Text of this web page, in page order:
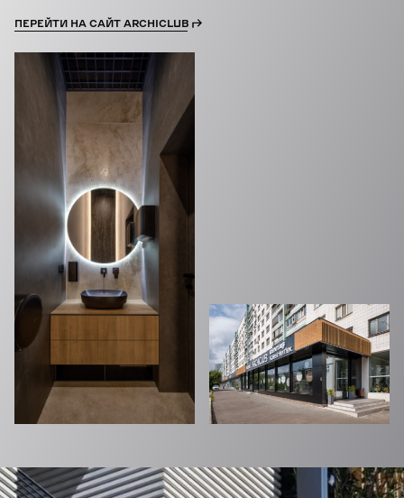
ПЕРЕЙТИ НА САЙТ ARCHICLUB